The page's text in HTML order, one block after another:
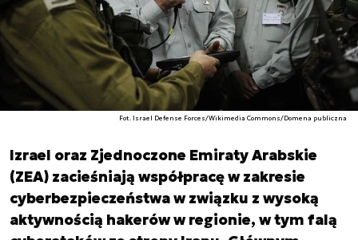
Fot. Israel Defense Forces/Wikimedia Commons/Domena publiczna
Izrael oraz Zjednoczone Emiraty Arabskie
(ZEA) zacieśniają współpracę w zakresie
cyberbezpieczeństwa w związku z wysoką
aktywnością hakerów w regionie, w tym falą